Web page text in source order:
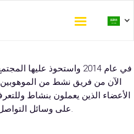
الآن من فريق نشط من الموهوبين
الأعضاء الذين يعملون بنشاط
BitBay على وسائل التواصل الاجتماعي.